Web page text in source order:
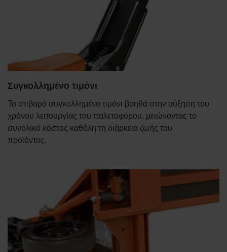
Συγκολλημένο τιμόνι
Το στιβαρό συγκολλημένο τιμόνι βοηθά στην αύξηση του
χρόνου λειτουργίας του παλετοφόρου, μειώνοντας το
συνολικό κόστος καθόλη τη διάρκεια ζωής του
προϊόντος.